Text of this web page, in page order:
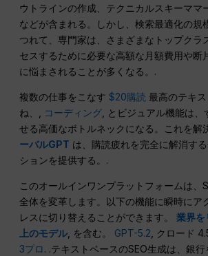
ウトラインの作成、テクニカルスキーママ
などが含まれる。しかし、検索最適化の規
つれて、専門家は、さまざまなトップクラ
セスするために必要な高額な月額費用や断
に悩まされることが多くなる。.
複数の仕事をこなす$20購読 最高のテキ
ね、, コーディング , とビジュアル機能は
せる高価なボトルネックになる。これを解
ーバルGPT は、購読疲れを完全に解消す
ションを提供する。.
このオールインワンプラットフォームは、
全体を変革します。以下の機能に瞬時にア
レスに切り替えることができます。業界
上のモデル, を含む。 GPT-5.2, クロード
3プロ. .テキストベースのSEO生成は、銀